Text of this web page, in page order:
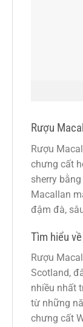
Rượu
Rượu
chưng cất
sherry
Macallan
đậm đà,
Tìm hiểu
Rượu
Scotland,
nhiều nhất
từ những
chưng cất